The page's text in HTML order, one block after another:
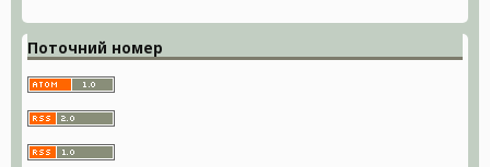
Поточний номер